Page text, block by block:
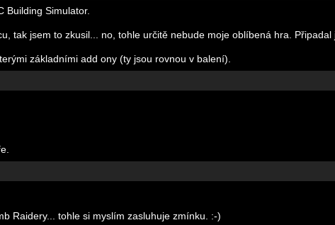
Building Simulator.
tak jsem to zkusil... no, tohle určitě nebude moje oblíbená hra.
základními add ony (ty jsou rovnou v balení).
Raidery... tohle si myslím zasluhuje zmínku. :-)